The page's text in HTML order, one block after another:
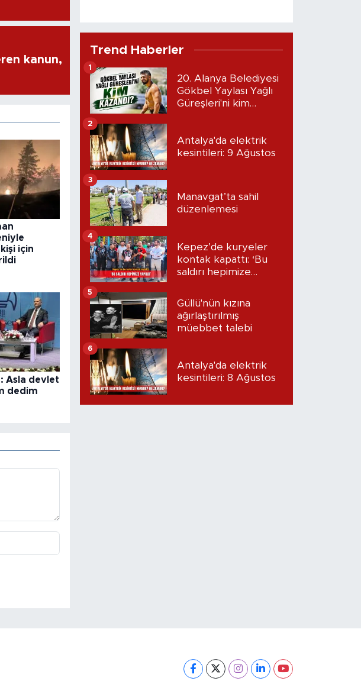
kanun,
için
Asla devlet
dedim
Trend Haberler
20. Alanya Belediyesi
Gökbel Yaylası Yağlı
Güreşleri'ni kim
1
Antalya'da elektrik
kesintileri: 9 Ağustos
2
Manavgat’ta sahil
düzenlemesi
3
Kepez’de kuryeler
kontak kapattı: ‘Bu
saldırı hepimize
4
Güllü'nün kızına
ağırlaştırılmış
müebbet talebi
5
Antalya'da elektrik
kesintileri: 8 Ağustos
6